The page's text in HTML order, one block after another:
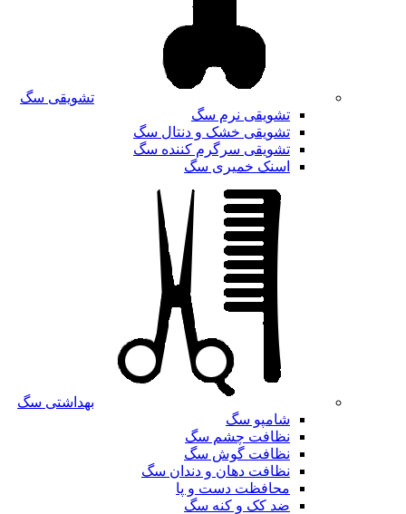
تشویقی سگ
تشویقی نرم سگ
تشویقی خشک و دنتال سگ
تشویقی سرگرم کننده سگ
اسنک خمیری سگ
بهداشتی سگ
شامپو سگ
نظافت چشم سگ
نظافت گوش سگ
نظافت دهان و دندان سگ
محافظت دست و پا
ضد کک و کنه سگ